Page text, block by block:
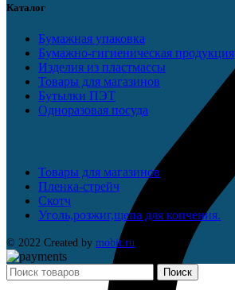
Каталог
Бумажная упаковка
Бумажно-гигиеническая продукция
Изделия из пластмассы
Товары для магазинов
Бутылки ПЭТ
Одноразовая посуда
Товары для магазинов
Пленка-стрейч
Скотч
Уголь,розжиг,щепа для копчения.
© 2022 Created by mobit.ru
Поиск